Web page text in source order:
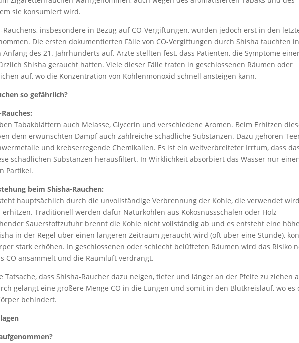
sie konsumiert wird.
Rauchens, insbesondere in Bezug auf CO-Vergiftungen, wurden jedoch erst in den
Die ersten dokumentierten Fälle von CO-Vergiftungen durch Shisha tauchten in
des 21. Jahrhunderts auf. Ärzte stellten fest, dass Patienten, die Symptome
Shisha geraucht hatten. Viele dieser Fälle traten in geschlossenen Räumen oder
auf, wo die Konzentration von Kohlenmonoxid schnell ansteigen kann.
so gefährlich?
Tabakblättern auch Melasse, Glycerin und verschiedene Aromen. Beim Erhitzen
dem erwünschten Dampf auch zahlreiche schädliche Substanzen. Dazu gehören
und krebserregende Chemikalien. Es ist ein weitverbreiteter Irrtum, dass
schädlichen Substanzen herausfiltert. In Wirklichkeit absorbiert das Wasser nur
Partikel.
beim Shisha-Rauchen:
hauptsächlich durch die unvollständige Verbrennung der Kohle, die verwendet
erhitzen. Traditionell werden dafür Naturkohlen aus Kokosnussschalen oder Holz
Sauerstoffzufuhr brennt die Kohle nicht vollständig ab und es entsteht eine
in der Regel über einen längeren Zeitraum geraucht wird (oft über eine Stunde),
stark erhöhen. In geschlossenen oder schlecht belüfteten Räumen wird das Risiko
CO ansammelt und die Raumluft verdrängt.
Tatsache, dass Shisha-Raucher dazu neigen, tiefer und länger an der Pfeife zu ziehen
gelangt eine größere Menge CO in die Lungen und somit in den Blutkreislauf, wo es
behindert.